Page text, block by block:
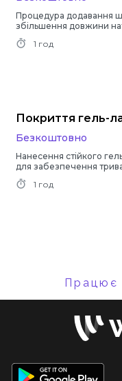
Процедура додавання
збільшення довжини
1 год
Покриття гель-
Безкоштовно
Нанесення стійкого
для забезпечення
покриття.
1 год
Працює